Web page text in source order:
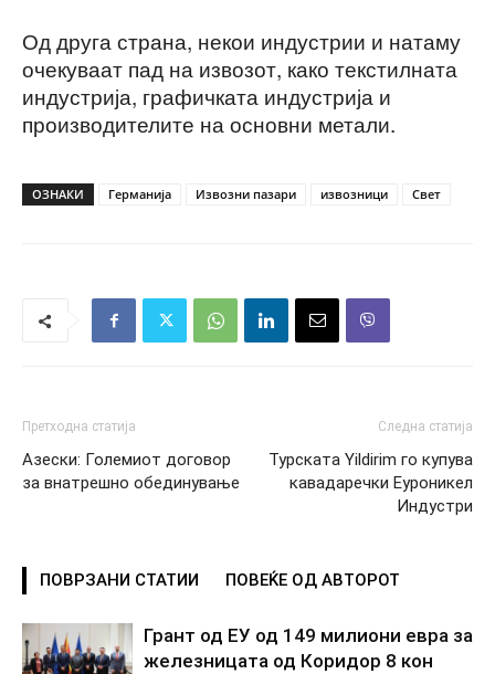
Од друга страна, некои индустрии и натаму
очекуваат пад на извозот, како текстилната
индустрија, графичката индустрија и
производителите на основни метали.
ОЗНАКИ Германија Извозни пазари извозници Свет
Претходна статија
Азески: Големиот договор
за внатрешно обединување
Следна статија
Турската Yildirim го купува
кавадаречки Еуроникел
Индустри
ПОВРЗАНИ СТАТИИ ПОВЕЌЕ ОД АВТОРОТ
Грант од ЕУ од 149 милиони евра за
железницата од Коридор 8 кон